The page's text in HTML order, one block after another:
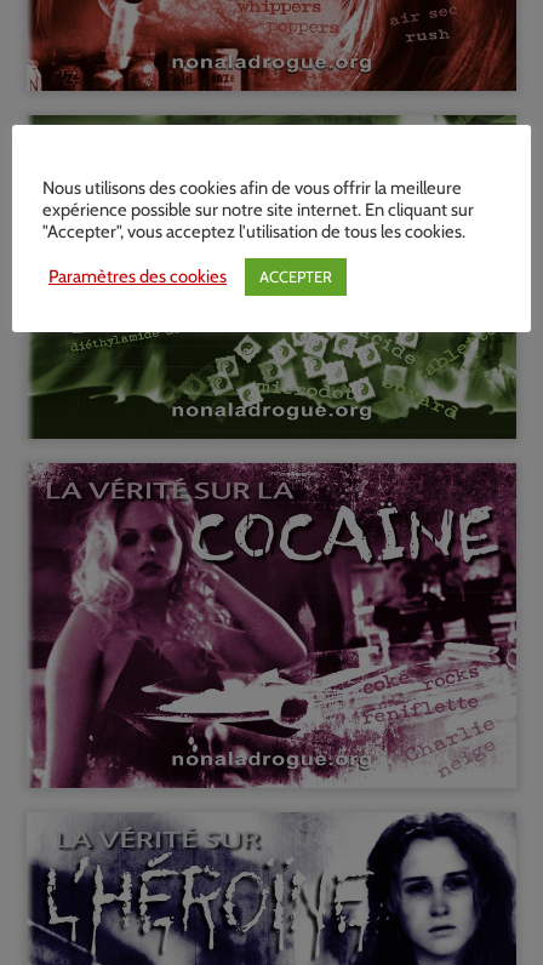
Nous utilisons des cookies afin de vous offrir la meilleure
expérience possible sur notre site internet. En cliquant sur
"Accepter", vous acceptez l'utilisation de tous les cookies.
Paramètres des cookies ACCEPTER